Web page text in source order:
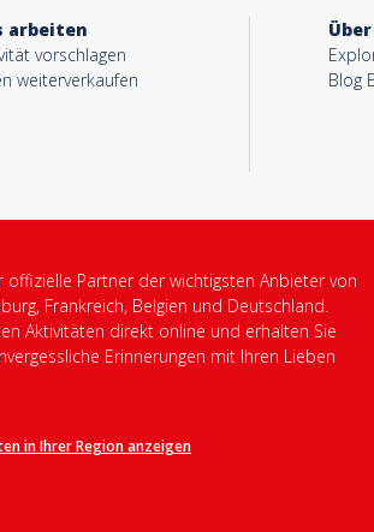
arbeiten
vorschlagen
weiterverkaufen
Blog
offizielle Partner der wichtigsten Anbieter von
Frankreich, Belgien und Deutschland.
Aktivitäten direkt online und erhalten Sie
Erinnerungen mit Ihren Lieben
in Ihrer Region anzeigen